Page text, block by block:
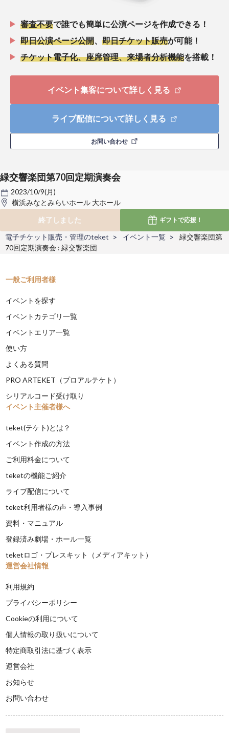
審査不要で誰でも簡単に公演ページを作成できる！
即日公演ページ公開、 即日チケット販売が可能！
チケット電子化、座席管理、来場者分析機能を搭載！
イベント集客について詳しく見る
ライブ配信について詳しく見る
お問い合わせ
緑交響楽団第70回定期演奏会
2023/10/9(月)
横浜みなとみらいホール 大ホール
終了しました
ギフトで応援！
電子チケット販売・管理のteket イベント一覧
緑交響楽団第
70回定期演奏会 : 緑交響楽団
一般ご利用者様
イベントを探す
イベントカテゴリ一覧
イベントエリア一覧
使い方
よくある質問
PRO ARTEKET（プロアルテケト）
シリアルコード受け取り
イベント主催者様へ
teket(テケト)とは？
イベント作成の方法
ご利用料金について
teketの機能ご紹介
ライブ配信について
teket利用者様の声・導入事例
資料・マニュアル
登録済み劇場・ホール一覧
teketロゴ・プレスキット（メディアキット）
運営会社情報
利用規約
プライバシーポリシー
Cookieの利用について
個人情報の取り扱いについて
特定商取引法に基づく表示
運営会社
お知らせ
お問い合わせ